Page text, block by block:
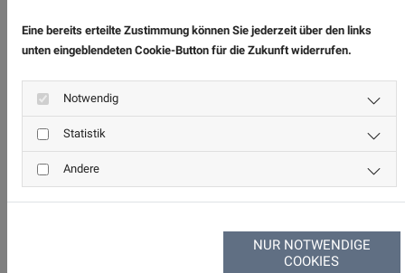
Gendefekte, fetales Alkoholsysndrom
Rota-Therapie bei Schulkindern: unklare Händigkeit,
Grafomotorik-Defizite, Bettnässen,
Wahrnehmungsstörungen, ADS/ADHS
Rota-Therapie bei Erwachsenen: Parkinson-
Krankheit, MS, ALS, Hemiparese, Schlafstörungen,
Depression, Long-Covid, Chronische
Schmerzsyndrome, Ataxie
Eine bereits erteilte Zustimmung können Sie jederzeit über den links
unten eingeblendeten Cookie-Button für die Zukunft widerrufen.
Notwendig
Statistik
Andere
NUR NOTWENDIGE
COOKIES